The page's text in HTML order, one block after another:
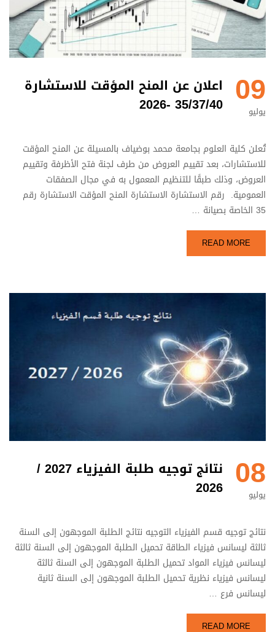
09
يوليو
اعلان عن المنح المؤقت للاستشارة
35/37/40 -2026
تُعلن كلية العلوم بجامعة محمد بوضياف بالمسيلة عن المنح المؤقت
للاستشارات، بعد تقييم العروض من طرف لجنة فتح الأظرفة وتقييم
العروض، وذلك طبقًا للتنظيم المعمول به في مجال الصفقات
العمومية. رقم الاستشارة الاستشارة المنح المؤقت الاستشارة رقم
35 الخاصة بصيانة …
READ MORE
08
يوليو
نتائج توجيه طلبة الفيزياء 2027 /
2026
نتائج توجيه قسم الفيزياء التوجيه نتائج الطلبة الموجهون إلى السنة
ثالثة ليسانس فيزياء الطاقة تحميل الطلبة الموجهون إلى السنة ثالثة
ليسانس فيزياء المواد تحميل الطلبة الموجهون إلى السنة ثالثة
ليسانس فيزياء نظرية تحميل الطلبة الموجهون إلى السنة ثانية
ليسانس فرع …
READ MORE